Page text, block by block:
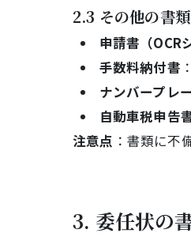
2.3 その他の書類
申請書（OCR
手数料納付書
ナンバープレ
自動車税申告
注意点 ：書類に不
3. 委任状の